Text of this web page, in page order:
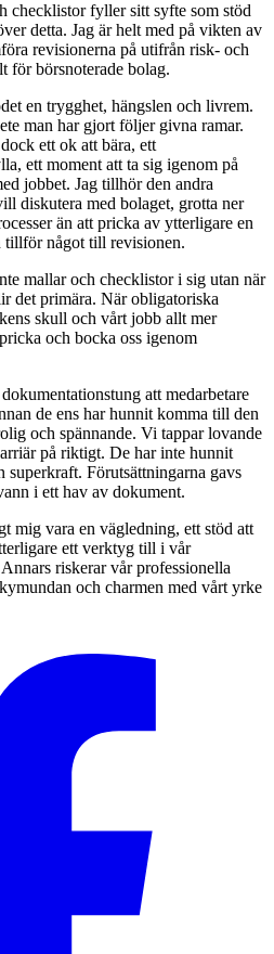
checklistor fyller sitt syfte som stöd
detta. Jag är helt med på vikten av
revisionerna på utifrån risk- och
för börsnoterade bolag.
en trygghet, hängslen och livrem.
man har gjort följer givna ramar.
ett ok att bära, ett
ett moment att ta sig igenom på
jobbet. Jag tillhör den andra
diskutera med bolaget, grotta ner
än att pricka av ytterliga­re en
tillför något till revisionen.
mallar och checklistor i sig utan när
det primära. När obligatoriska
skull och vårt jobb allt mer
och bocka oss igenom
att medarbetare
de ens har hunnit komma till den
och spännande. Vi tappar lovande
på riktigt. De har inte hunnit
superkraft. Förut­sättningarna gavs
i ett hav av dokument.
mig vara en vägledning, ett stöd att
ett verktyg till i vår
riskerar vår professionella
och charmen med vårt yrke